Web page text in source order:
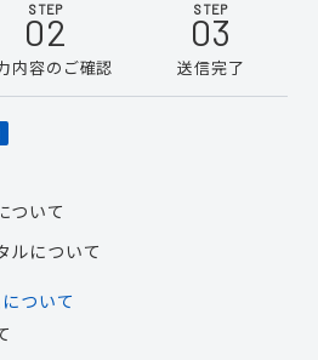
STEP
02
内容のご確認
STEP
03
送信完了
ついて
ルについて
ついて